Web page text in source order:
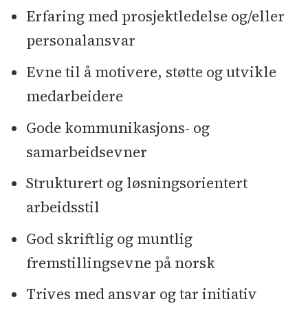
Erfaring med prosjektledelse og/eller
personalansvar
Evne til å motivere, støtte og utvikle
medarbeidere
Gode kommunikasjons- og
samarbeidsevner
Strukturert og løsningsorientert
arbeidsstil
God skriftlig og muntlig
fremstillingsevne på norsk
Trives med ansvar og tar initiativ